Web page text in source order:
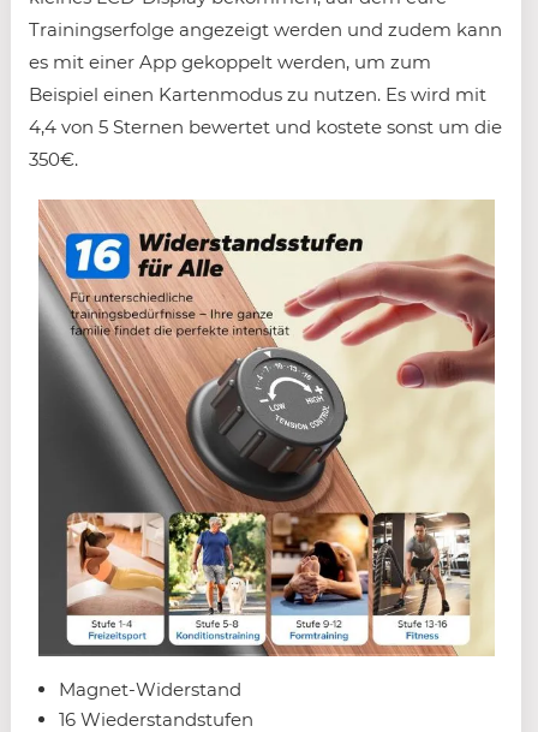
Trainingserfolge angezeigt werden und zudem kann
es mit einer App gekoppelt werden, um zum
Beispiel einen Kartenmodus zu nutzen. Es wird mit
4,4 von 5 Sternen bewertet und kostete sonst um die
350€.
Magnet-Widerstand
16 Wiederstandstufen